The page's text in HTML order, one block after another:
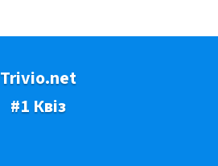
Trivio.net
#1 Квіз